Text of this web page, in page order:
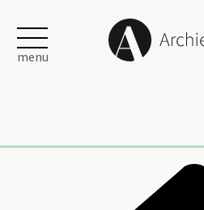
menu